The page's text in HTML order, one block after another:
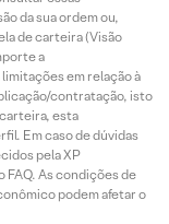
da sua ordem ou,
de carteira (Visão
a
em relação à
contratação, isto
esta
Em caso de dúvidas
pela XP
As condições de
podem afetar o